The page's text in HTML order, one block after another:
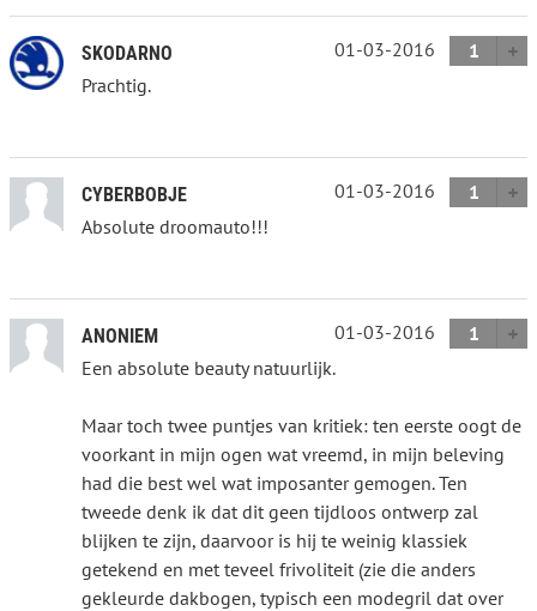
SKODARNO 01-03-2016
1
Prachtig.
CYBERBOBJE 01-03-2016
1
Absolute droomauto!!!
ANONIEM 01-03-2016
1
Een absolute beauty natuurlijk.
Maar toch twee puntjes van kritiek: ten eerste oogt de
voorkant in mijn ogen wat vreemd, in mijn beleving
had die best wel wat imposanter gemogen. Ten
tweede denk ik dat dit geen tijdloos ontwerp zal
blijken te zijn, daarvoor is hij te weinig klassiek
getekend en met teveel frivoliteit (zie die anders
gekleurde dakbogen, typisch een modegril dat over